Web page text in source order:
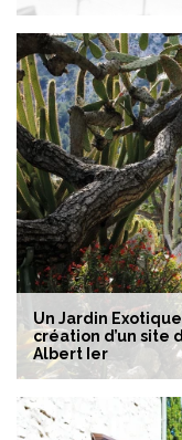
Un Jardin
création d’un site
Albert Ier